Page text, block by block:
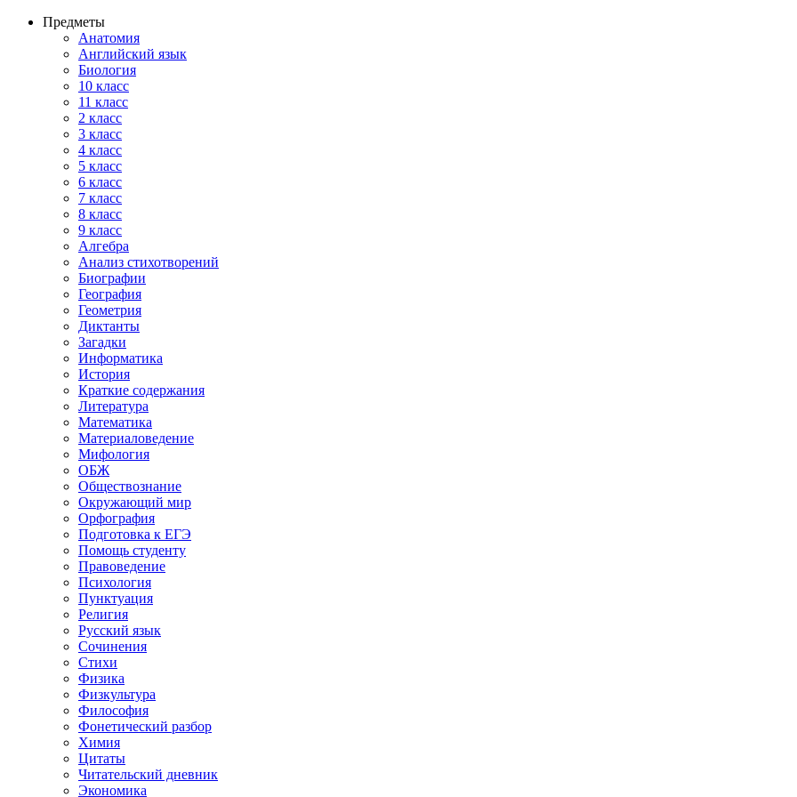
Предметы
Анатомия
Английский язык
Биология
10 класс
11 класс
2 класс
3 класс
4 класс
5 класс
6 класс
7 класс
8 класс
9 класс
Алгебра
Анализ стихотворений
Биографии
География
Геометрия
Диктанты
Загадки
Информатика
История
Краткие содержания
Литература
Математика
Материаловедение
Мифология
ОБЖ
Обществознание
Окружающий мир
Орфография
Подготовка к ЕГЭ
Помощь студенту
Правоведение
Психология
Пунктуация
Религия
Русский язык
Сочинения
Стихи
Физика
Физкультура
Философия
Фонетический разбор
Химия
Цитаты
Читательский дневник
Экономика